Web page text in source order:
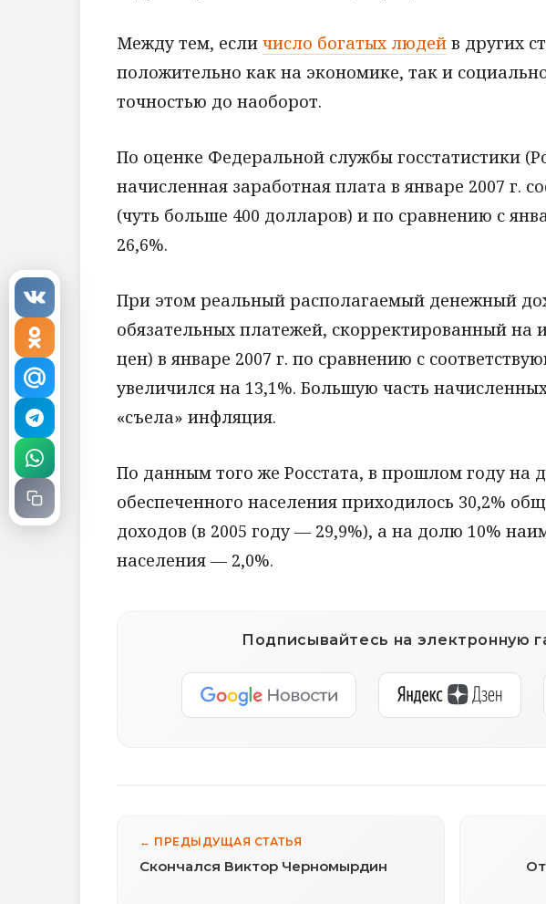
Между тем, если число богатых людей в других
положительно как на экономике, так и
точностью до наоборот.
По оценке Федеральной службы госстатистики
начисленная заработная плата в январе 2007 г.
(чуть больше 400 долларов) и по сравнению с
26,6%.
При этом реальный располагаемый денежный
обязательных платежей, скорректированный на
цен) в январе 2007 г. по сравнению с
увеличился на 13,1%. Большую часть
«съела» инфляция.
По данным того же Росстата, в прошлом году на
обеспеченного населения приходилось 30,2%
доходов (в 2005 году — 29,9%), а на долю 10%
населения — 2,0%.
Подписывайтесь на электронную
← ПРЕДЫДУЩАЯ СТАТЬЯ
Скончался Виктор Черномырдин